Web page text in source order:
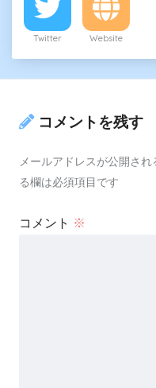
Twitter Website
コメントを残す
メールアドレスが公開され
る欄は必須項目です
コメント ※